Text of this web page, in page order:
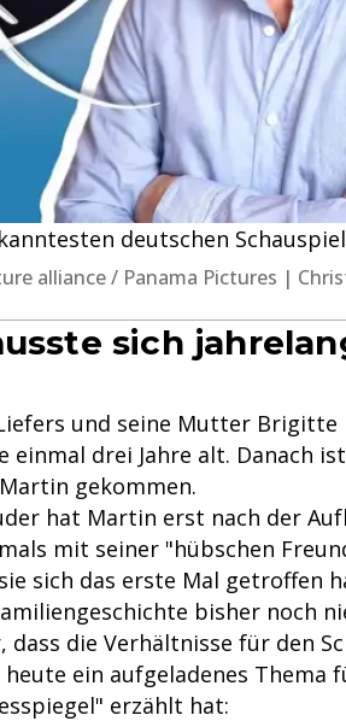
deutschen
alliance / Panama Pictures |
sich
und seine Mutter Brigitte
einmal drei Jahre alt. Danach
gekommen.
hat Martin erst nach der
mit seiner "hübschen
sich das erste Mal getroffen
bisher noch
die Verhältnisse für den
ein aufgeladenes Thema
erzählt hat: